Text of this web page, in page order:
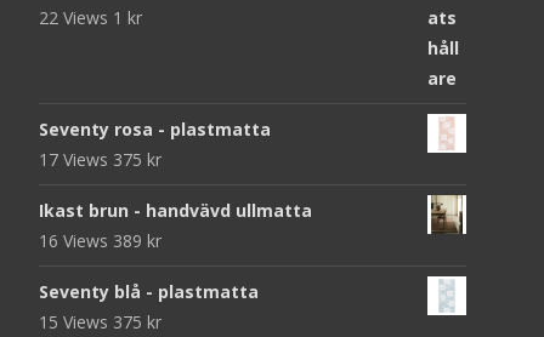
22 Views 1 kr
Seventy rosa - plastmatta
17 Views 375 kr
Ikast brun - handvävd ullmatta
16 Views 389 kr
Seventy blå - plastmatta
15 Views 375 kr